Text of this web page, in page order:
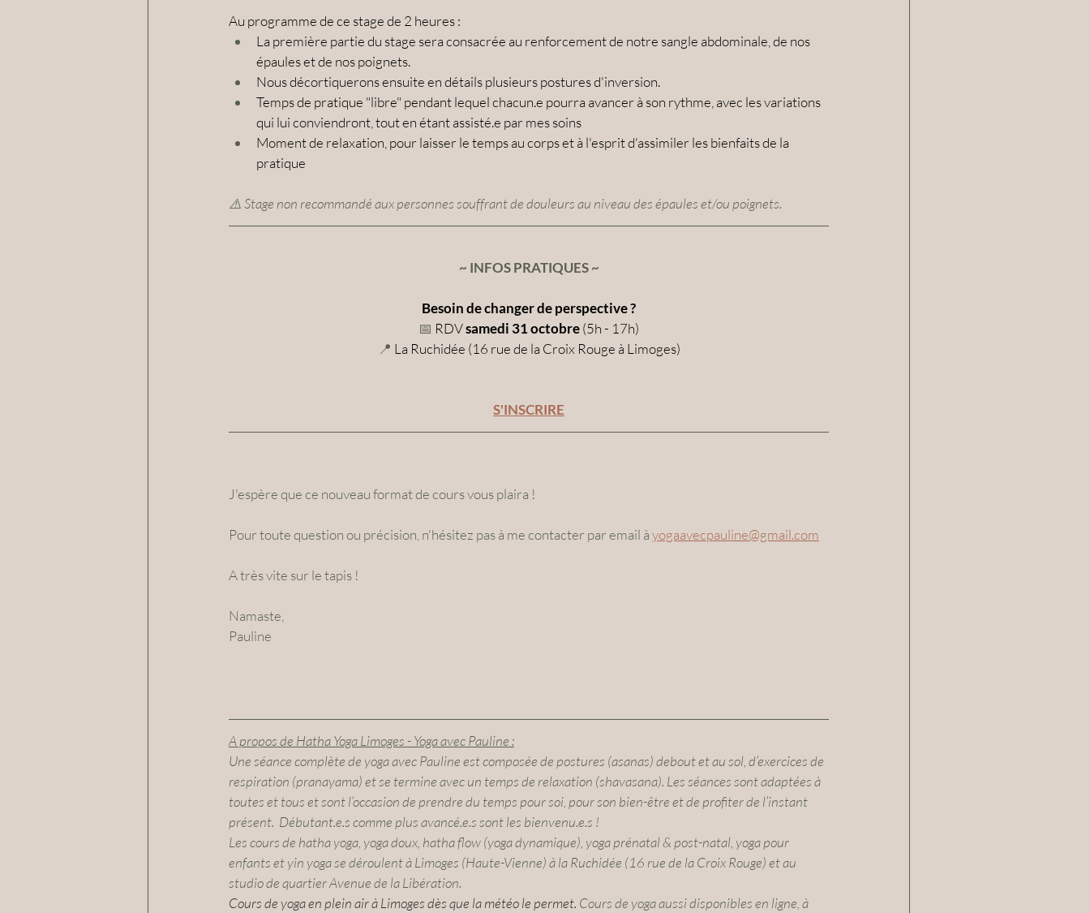
Au programme de ce stage de 2 heures :
La première partie du stage sera consacrée au renforcement de notre sangle abdominale, de nos
épaules et de nos poignets.
Nous décortiquerons ensuite en détails plusieurs postures d'inversion.
Temps de pratique "libre" pendant lequel chacun.e pourra avancer à son rythme, avec les variations
qui lui conviendront, tout en étant assisté.e par mes soins
Moment de relaxation, pour laisser le temps au corps et à l'esprit d'assimiler les bienfaits de la
pratique
⚠️ Stage non recommandé aux personnes souffrant de douleurs au niveau des épaules et/ou poignets.
~ INFOS PRATIQUES ~
Besoin de changer de perspective ?
📅 RDV samedi 31 octobre (5h - 17h)
📍 La Ruchidée (16 rue de la Croix Rouge à Limoges)
S'INSCRIRE
J'espère que ce nouveau format de cours vous plaira !
Pour toute question ou précision, n'hésitez pas à me contacter par email à yogaavecpauline@gmail.com
A très vite sur le tapis !
Namaste,
Pauline
A propos de Hatha Yoga Limoges - Yoga avec Pauline :
Une séance complète de yoga avec Pauline est composée de ​postures ​(asanas) debout et au sol, d’​exercices de
respiration (pranayama) et se termine avec un temps de relaxation​ (shavasana). Les séances sont adaptées à
toutes et tous et sont l’occasion de prendre du temps pour soi, pour son bien-être et de ​profiter de l’instant
présent​.  Débutant.e.s comme plus avancé.e.s sont les bienvenu.e.s !
Les cours de hatha yoga, yoga doux, hatha flow (yoga dynamique), yoga prénatal & post-natal, yoga pour
enfants et yin yoga se déroulent à Limoges (Haute-Vienne) à la Ruchidée (16 rue de la Croix Rouge) et au
studio de quartier Avenue de la Libération.
Cours de yoga en plein air à Limoges dès que la météo le permet. Cours de yoga aussi disponibles en ligne, à